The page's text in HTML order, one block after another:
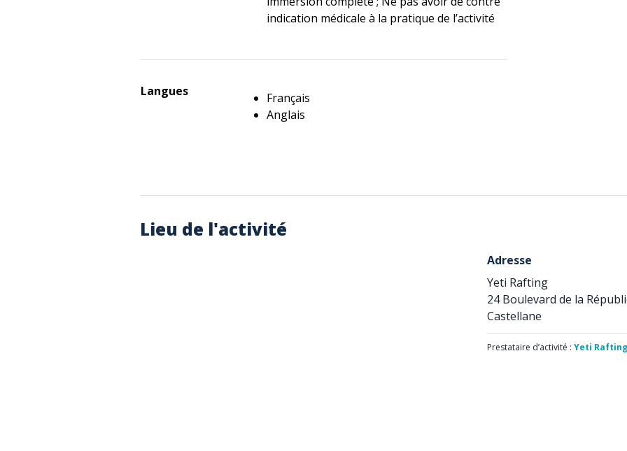
indication médicale à la pratique de l’activité
Langues
Français
Anglais
Lieu de l'activité
Adresse
Yeti Rafting
24 Boulevard de la
Castellane
Prestataire d’activité : Yeti Rafting